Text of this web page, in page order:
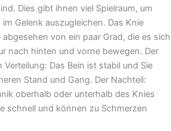
Dies gibt ihnen viel Spielraum, um
Gelenk auszugleichen. Das Knie
von ein paar Grad, die es sich
nach hinten und vorne bewegen. Der
Verteilung: Das Bein ist stabil und Sie
Stand und Gang. Der Nachteil:
oberhalb oder unterhalb des Knies
schnell und können zu Schmerzen